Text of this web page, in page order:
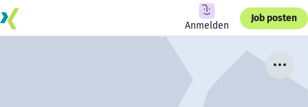
Anmelden
Job posten